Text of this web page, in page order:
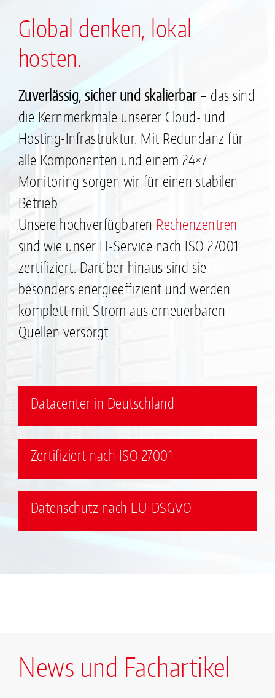
Global denken, lokal
hosten.
Zuverlässig, sicher und skalierbar– das sind
die Kernmerkmale unserer Cloud- und
Hosting-Infrastruktur. Mit Redundanz für
alle Komponenten und einem 24×7
Monitoring sorgen wir für einen stabilen
Betrieb.
Unsere hochverfügbaren Rechenzentren
sind wie unser IT-Service nach ISO 27001
zertifiziert. Darüber hinaus sind sie
besonders energieeffizient und werden
komplett mit Strom aus erneuerbaren
Quellen versorgt.
Datacenter in Deutschland
Zertifiziert nach ISO 27001
Datenschutz nach EU-DSGVO
News und Fachartikel